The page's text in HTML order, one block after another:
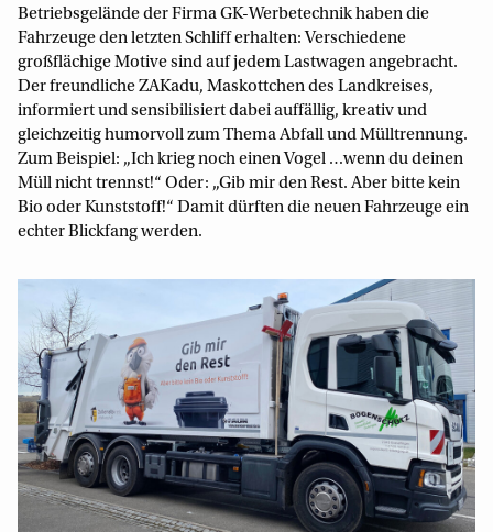
Betriebsgelände der Firma GK-Werbetechnik haben die
Fahrzeuge den letzten Schliff erhalten: Verschiedene
großflächige Motive sind auf jedem Lastwagen angebracht.
Der freundliche ZAKadu, Maskottchen des Landkreises,
informiert und sensibilisiert dabei auffällig, kreativ und
gleichzeitig humorvoll zum Thema Abfall und Mülltrennung.
Zum Beispiel: „Ich krieg noch einen Vogel …wenn du deinen
Müll nicht trennst!“ Oder: „Gib mir den Rest. Aber bitte kein
Bio oder Kunststoff!“ Damit dürften die neuen Fahrzeuge ein
echter Blickfang werden.